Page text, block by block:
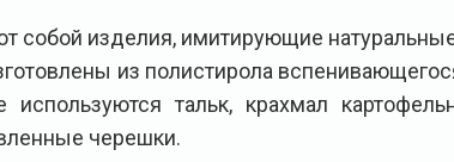
собой изделия, имитирующие
из полистирола
используются тальк, крахмал
черешки.